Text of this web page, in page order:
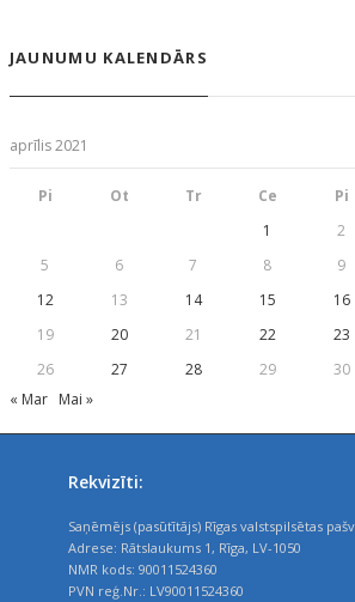
JAUNUMU KALENDĀRS
aprīlis 2021
Pi Ot Tr Ce Pi
1
2
5
6 7 8 9
12
13 14 15 16
19
20 21 22 23
26
27 28 29
30
« Mar Mai »
Rekvizīti:
Saņēmējs (pasūtītājs) Rīgas valstspilsētas
Adrese: Rātslaukums 1, Rīga, LV-1050
NMR kods: 90011524360
PVN reģ.Nr.: LV90011524360